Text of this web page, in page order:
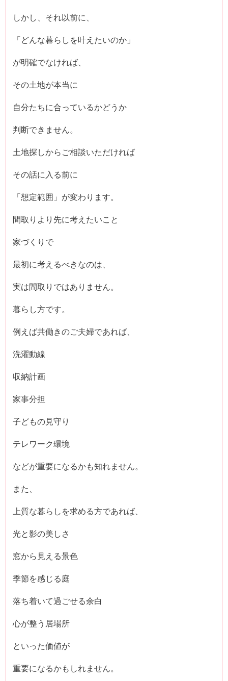
しかし、それ以前に、
「どんな暮らしを叶えたいのか」
が明確でなければ、
その土地が本当に
自分たちに合っているかどうか
判断できません。
土地探しからご相談いただければ
その話に入る前に
「想定範囲」が変わります。
間取りより先に考えたいこと
家づくりで
最初に考えるべきなのは、
実は間取りではありません。
暮らし方です。
例えば共働きのご夫婦であれば、
洗濯動線
収納計画
家事分担
子どもの見守り
テレワーク環境
などが重要になるかも知れません。
また、
上質な暮らしを求める方であれば、
光と影の美しさ
窓から見える景色
季節を感じる庭
落ち着いて過ごせる余白
心が整う居場所
といった価値が
重要になるかもしれません。